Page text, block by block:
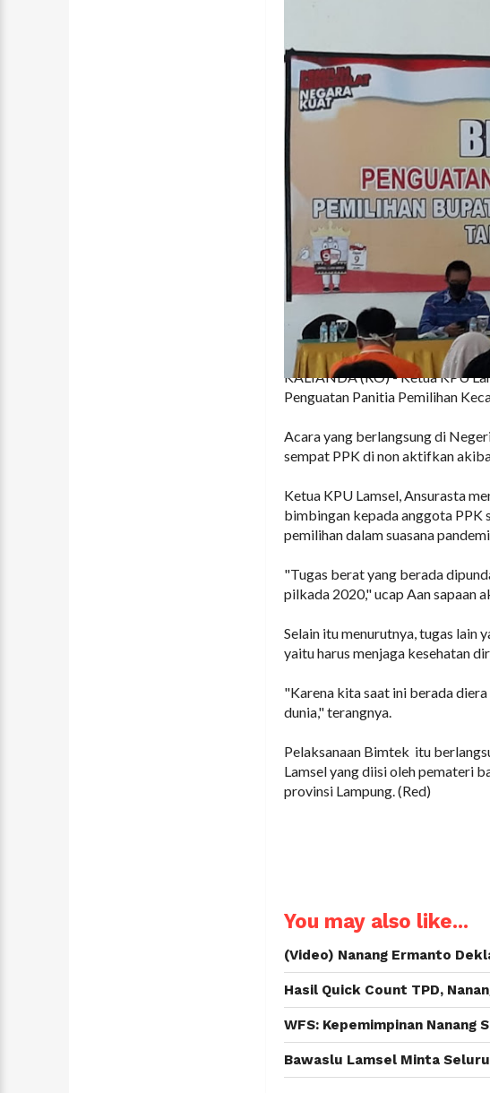
KALIANDA (RO) - Ketua KPU
Penguatan Panitia Pemilihan
Acara yang berlangsung di
sempat PPK di non aktifkan
Ketua KPU Lamsel, Ansurasta
bimbingan kepada anggota PPK
pemilihan dalam suasana
"Tugas berat yang berada
pilkada 2020," ucap Aan sapaan
Selain itu menurutnya, tugas lain
yaitu harus menjaga kesehatan
"Karena kita saat ini berada
dunia," terangnya.
Pelaksanaan Bimtek itu
Lamsel yang diisi oleh pemateri
provinsi Lampung. (Red)
You may also like...
(Video) Nanang Ermanto
Hasil Quick Count TPD,
WFS: Kepemimpinan
Bawaslu Lamsel Minta